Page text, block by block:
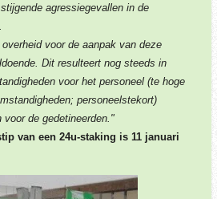
agressiegevallen in de
voor de aanpak van deze
Dit resulteert nog steeds in
voor het personeel (te hoge
personeelstekort)
de gedetineerden."
van een 24u-staking is 11 januari